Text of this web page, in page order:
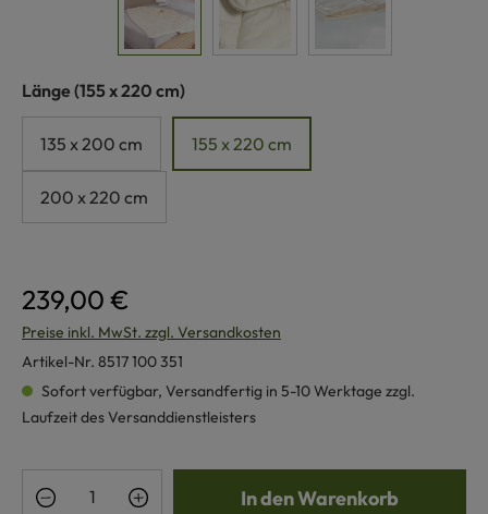
Länge auswählen
(155 x 220 cm)
135 x 200 cm 155 x 220 cm
200 x 220 cm
239,00 €
Preise inkl. MwSt. zzgl. Versandkosten
Artikel-Nr. 8517 100 351
Sofort verfügbar, Versandfertig in 5-10 Werktage zzgl.
Laufzeit des Versanddienstleisters
Produkt Anzahl: Gib den gewünschten
In den Warenkorb